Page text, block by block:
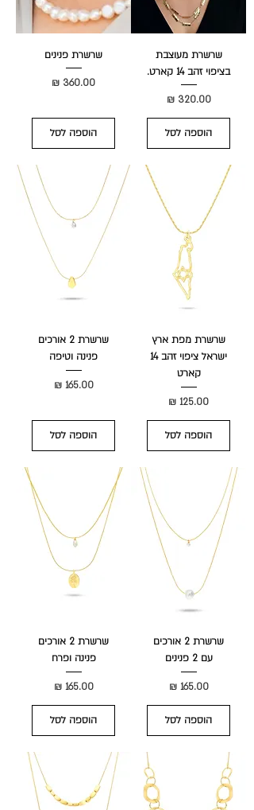
שרשרת מעוצבת
בציפוי זהב 14 קארט.
מחיר‏320.00 ‏₪
הוספה לסל
שרשרת פנינים
מחיר
הוספה לסל
שרשרת מפת ארץ
ישראל ציפוי זהב 14
קארט
מחיר
הוספה לסל
שרשרת 2 אורכים
פנינה וטיפה
מחיר‏165.00 ‏₪
הוספה לסל
שרשרת 2 אורכים
עם 2 פנינים
מחיר‏165.00 ‏₪
הוספה לסל
שרשרת 2 אורכים
פנינה ופרח
מחיר‏165.00 ‏₪
הוספה לסל